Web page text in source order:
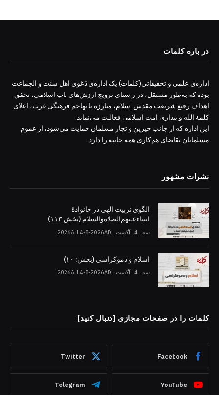
در باره کلمات
اداره‌ی علمی و تحقیقاتی(کلمات) یک اداره‌ی دَعَوی اهل سنت و الجماعت
بوده که به‌طور مستقل، در راستای ترویج ارزش‌های ناب اسلامی، تحقق
اهداف رفیع شریعت مقدس اسلام، مبارزه با تهاجم فرهنگی غرب، اعلای
کلمة الله و بیداری امت اسلامی فعالیت می‌نماید.
این اداره که از جانب خیرین و تجار مسلمان حمایت می‌شود، از عموم
مسلمانان تقاضای هم‌کاری همه جانبه را دارد.
نشرات مشهور
الگوی تربیت الهی در خانوادۀ
انبیاءعلیهم‌الصلاةو‌السلام (بخش ۱۱۳)
سه _4 _آگست _2026AH 4-8-2026AD
اسلام و دموکراسی (بخش: ۱۰)
سه _4 _آگست _2026AH 4-8-2026AD
کلمات را در صفحات مجازی [دنبال کنید]
Facebook
Twitter
YouTube
Telegram